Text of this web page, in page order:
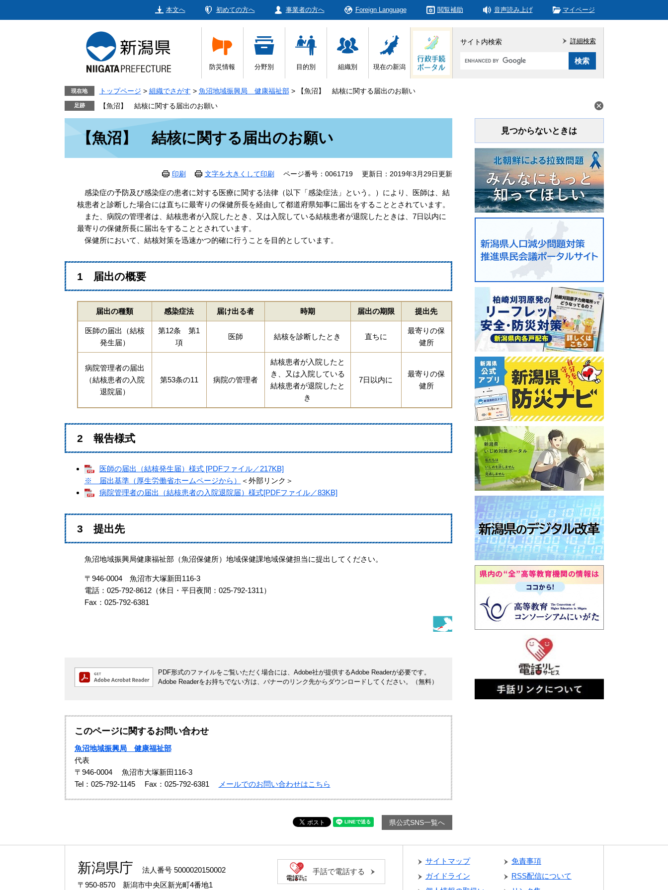
本文へ 初めての方へ 事業者の方へ Foreign Language 閲覧補助 音声読み上げ マイページ
防災情報 分野別 目的別 組織別 現在の新潟
サイト内検索
Google
詳細検索
現在地 トップページ > 組織でさがす > 魚沼地域振興局 健康福祉部 >
【魚沼】 結核に関する届出のお願い
【魚沼】 結核に関する届出のお願い
【魚沼】 結核に関する届出のお願い
印刷 文字を大きくして印刷 ページ番号：0061719 更新日：2019年3月29日更新
感染症の予防及び感染症の患者に対する医療に関する法律（以下「感染症法」という。）により、医師は、結
核患者と診断した場合には直ちに最寄りの保健所長を経由して都道府県知事に届出をすることとされています。
また、病院の管理者は、結核患者が入院したとき、又は入院している結核患者が退院したときは、7日以内に
最寄りの保健所長に届出をすることとされています。
保健所において、結核対策を迅速かつ的確に行うことを目的としています。
1 届出の概要
届出の種類 感染症法 届け出る者 時期 届出の期限 提出先
医師の届出（結核
発生届）
第12条 第1
項
医師 結核を診断したとき 直ちに
最寄りの保
健所
病院管理者の届出
（結核患者の入院
退院届）
第53条の11 病院の管理者
結核患者が入院したと
き、又は入院している
結核患者が退院したと
き
7日以内に
最寄りの保
健所
2 報告様式
医師の届出（結核発生届）様式 [PDFファイル／217KB]
※ 届出基準（厚生労働省ホームページから）
＜外部リンク＞
病院管理者の届出（結核患者の入院退院届）様式[PDFファイル／83KB]
3 提出先
魚沼地域振興局健康福祉部（魚沼保健所）地域保健課地域保健担当に提出してください。
〒946-0004 魚沼市大塚新田116-3
電話：025-792-8612（休日・平日夜間：025-792-1311）
Fax：025-792-6381
PDF形式のファイルをご覧いただく場合には、Adobe社が提供するAdobe Readerが必要です。
Adobe Readerをお持ちでない方は、バナーのリンク先からダウンロードしてください。（無料）
このページに関するお問い合わせ
魚沼地域振興局 健康福祉部
代表
〒946-0004
魚沼市大塚新田116-3
Tel：025-792-1145
Fax：025-792-6381 メールでのお問い合わせはこちら
県公式SNS一覧へ
見つからないときは
新潟県庁
法人番号 5000020150002
〒950-8570 新潟市中央区新光町4番地1
手話で電話する
サイトマップ
免責事項
ガイドライン
RSS配信について